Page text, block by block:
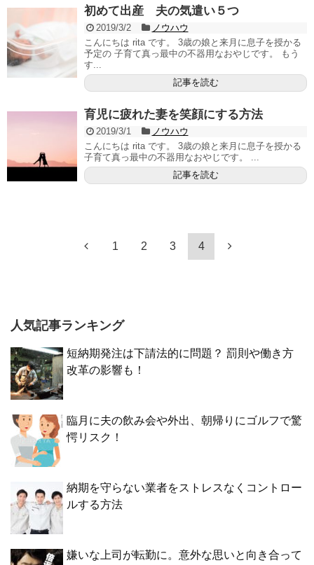
初めて出産 夫の気遣い５つ
2019/3/2
ノウハウ
こんにちは rita です。 3歳の娘と来月に息子を授かる
予定の 子育て真っ最中の不器用なおやじです。 もう
す...
記事を読む
育児に疲れた妻を笑顔にする方法
2019/3/1
ノウハウ
こんにちは rita です。 3歳の娘と来月に息子を授かる
子育て真っ最中の不器用なおやじです。 ...
記事を読む
1 2 3 4
人気記事ランキング
短納期発注は下請法的に問題？ 罰則や働き方
改革の影響も！
臨月に夫の飲み会や外出、朝帰りにゴルフで驚
愕リスク！
納期を守らない業者をストレスなくコントロー
ルする方法
嫌いな上司が転勤に。意外な思いと向き合って